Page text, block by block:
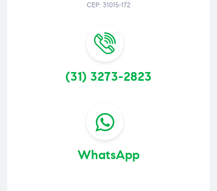
CEP: 31015-172
(31) 3273-2823
WhatsApp